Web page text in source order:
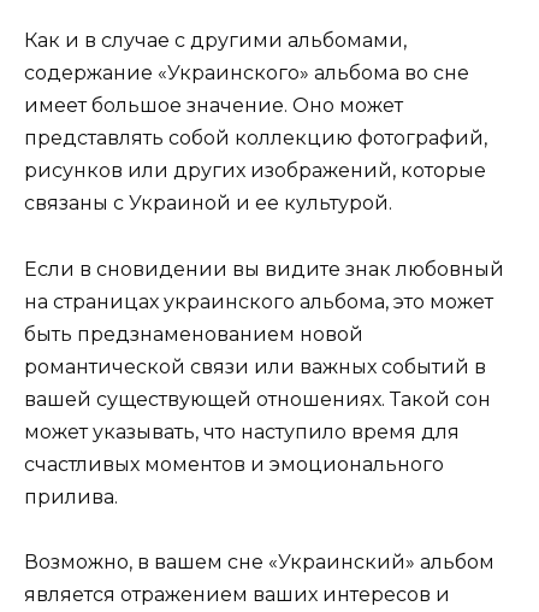
Как и в случае с другими альбомами,
содержание «Украинского» альбома во сне
имеет большое значение. Оно может
представлять собой коллекцию фотографий,
рисунков или других изображений, которые
связаны с Украиной и ее культурой.
Если в сновидении вы видите знак любовный
на страницах украинского альбома, это может
быть предзнаменованием новой
романтической связи или важных событий в
вашей существующей отношениях. Такой сон
может указывать, что наступило время для
счастливых моментов и эмоционального
прилива.
Возможно, в вашем сне «Украинский» альбом
является отражением ваших интересов и